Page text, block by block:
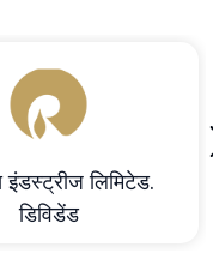
इंडस्ट्रीज लिमिटेड.
डिविडेंड